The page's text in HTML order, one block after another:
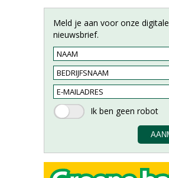
Meld je aan voor onze digitale
nieuwsbrief.